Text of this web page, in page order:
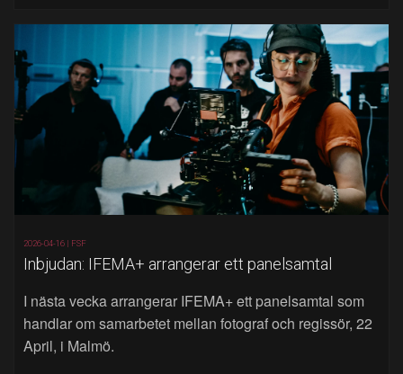
2026-04-16 | FSF
Inbjudan: IFEMA+ arrangerar ett panelsamtal
I nästa vecka arrangerar IFEMA+ ett panelsamtal som
handlar om samarbetet mellan fotograf och regissör, 22
April, i Malmö.